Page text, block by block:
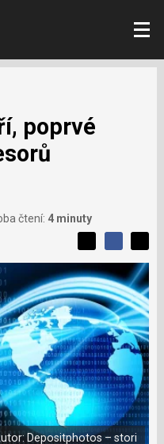
poprvé
čtení: 4 minuty
b
í
s
e
v
á
m
č
l
n
S
d
í
l
e
t
S
d
í
l
e
j
t
e
n
F
a
c
e
b
o
o
d
í
l
e
j
t
e
n
a
s
í
t
i
X
Depositphotos – stori